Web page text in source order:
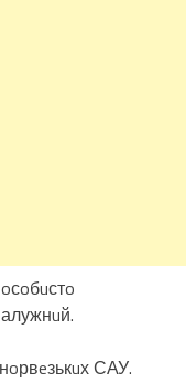
oсoбuстo
САУ.